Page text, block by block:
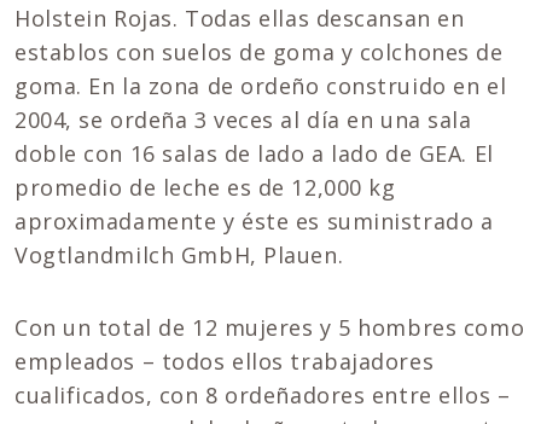
Holstein Rojas. Todas ellas descansan en
establos con suelos de goma y colchones de
goma. En la zona de ordeño construido en el
2004, se ordeña 3 veces al día en una sala
doble con 16 salas de lado a lado de GEA. El
promedio de leche es de 12,000 kg
aproximadamente y éste es suministrado a
Vogtlandmilch GmbH, Plauen.
Con un total de 12 mujeres y 5 hombres como
empleados – todos ellos trabajadores
cualificados, con 8 ordeñadores entre ellos –